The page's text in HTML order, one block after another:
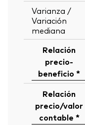
Varianza /
Variación
mediana
Relación
precio-
beneficio *
Relación
precio/valor
contable *